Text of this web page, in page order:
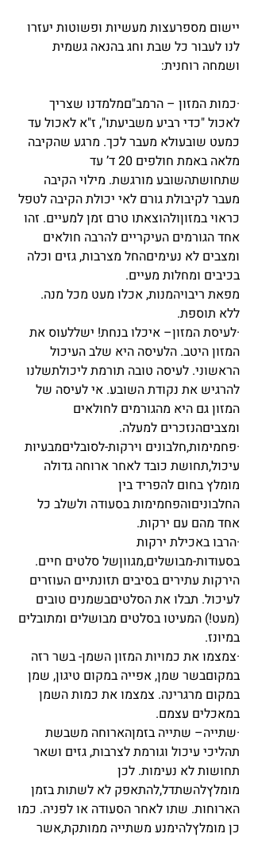
יישום מספרעצות מעשיות ופשוטות יעזרו
לנו לעבור כל שבת וחג בהנאה גשמית
ושמחה רוחנית:
·כמות המזון – הרמב"םמלמדנו שצריך
לאכול "כדי רביע משביעתו", ז"א לאכול עד
כמעט שובעולא מעבר לכך. מרגע שהקיבה
מלאה באמת חולפים 20 ד’ עד
שתחושתהשובע מורגשת. מילוי הקיבה
מעבר לקיבולת גורם לאי יכולת הקיבה לטפל
כראוי במזוןולהוצאתו טרם זמן למעיים. זהו
אחד הגורמים העיקריים להרבה חולאים
ומצבים לא נעימיםהחל מצרבות, גזים וכלה
בכיבים ומחלות מעיים.
מפאת ריבויהמנות, אכלו מעט מכל מנה.
ללא תוספת.
·לעיסת המזון– איכלו בנחת! ישללעוס את
המזון היטב. הלעיסה היא שלב העיכול
הראשוני. לעיסה טובה תורמת ליכולתשלנו
להרגיש את נקודת השובע. אי לעיסה של
המזון גם היא מהגורמים לחולאים
ומצביםהנזכרים למעלה.
·פחמימות,חלבונים וירקות-לסובליםמבעיות
עיכול,תחושת כובד לאחר ארוחה גדולה
מומלץ בחום להפריד בין
החלבוניםוהפחמימות בסעודה ולשלב כל
אחד מהם עם ירקות.
·הרבו באכילת ירקות
בסעודות-מבושלים,מגווןשל סלטים חיים.
הירקות עתירים בסיבים תזונתיים העוזרים
לעיכול. תבלו את הסלטיםבשמנים טובים
(מעט!) המעיטו בסלטים מבושלים ומתובלים
במיונז.
·צמצמו את כמויות המזון השמן- בשר רזה
במקוםבשר שמן, אפייה במקום טיגון, שמן
במקום מרגרינה. צמצמו את כמות השמן
במאכלים עצמם.
·שתייה– שתייה בזמןהארוחה משבשת
תהליכי עיכול וגורמת לצרבות, גזים ושאר
תחושות לא נעימות. לכן
מומלץלהשתדל,להתאפק לא לשתות בזמן
הארוחות. שתו לאחר הסעודה או לפניה. כמו
כן מומלץלהימנע משתייה ממותקת,אשר